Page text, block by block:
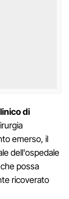
di
emerso, il
dell'ospedale
possa
ricoverato